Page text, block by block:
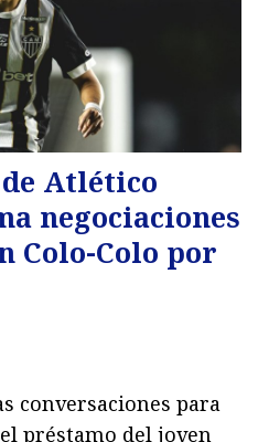
Atlético
negociaciones
Colo-Colo por
conversaciones para
préstamo del joven